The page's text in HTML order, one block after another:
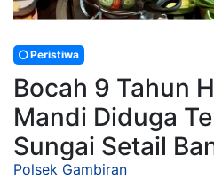
Peristiwa
Bocah 9 Tahun
Mandi Diduga
Sungai Setail
Polsek Gambiran